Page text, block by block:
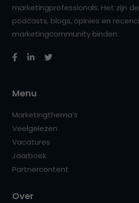
marketingprofessionals. Het zijn
podcasts, blogs, opinies en
marketingcommunity binden.
Menu
Marketingthema’s
Veelgelezen
Vacatures
Jaarboek
Partnercontent
Over